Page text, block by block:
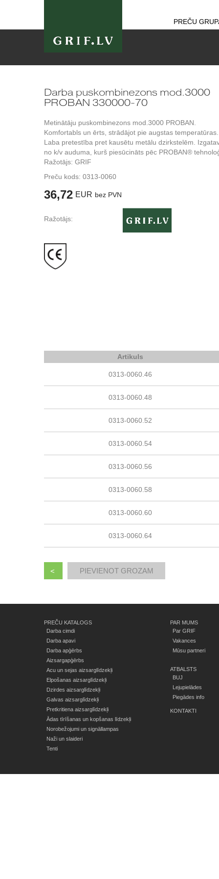
PREČU
Darba puskombinezons mod.3000
PROBAN 330000-70
Metinātāju puskombinezons mod.3000 PROBAN.
Komfortabls un ērts, strādājot pie augstas temperatūras.
Laba pretestība pret kausētu metālu dzirkstelēm.
no k/v auduma, kurš piesūcināts pēc PROBAN®
Ražotājs: GRIF
Preču kods: 0313-0060
36,72 EUR bez PVN
Ražotājs:
Artikuls
0313-0060.46
0313-0060.48
0313-0060.52
0313-0060.54
0313-0060.56
0313-0060.58
0313-0060.60
0313-0060.64
<
PREČU KATALOGS
Darba cimdi
Darba apavi
Darba apģērbs
Aizsargapģērbs
Acu un sejas aizsarglīdzekļi
Elpošanas aizsarglīdzekļi
Dzirdes aizsarglīdzekļi
Galvas aizsarglīdzekļi
Pretkritiena aizsarglīdzekļi
Ādas tīrīšanas un kopšanas līdzekļi
Norobežojumi un signāllampas
Naži un slaideri
Tenti
PAR MUMS
Par GRIF
Vakances
Mūsu partneri
ATBALSTS
BUJ
Lejupielādes
Piegādes info
KONTAKTI